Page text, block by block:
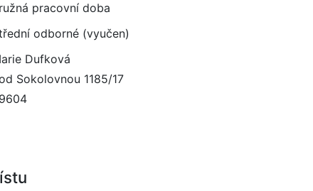
pracovní doba
odborné (vyučen)
Dufková
Sokolovnou 1185/17